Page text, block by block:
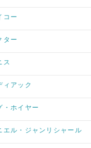
コー
ター
ス
ィアック
・ホイヤー
エル・ジャンリシャール